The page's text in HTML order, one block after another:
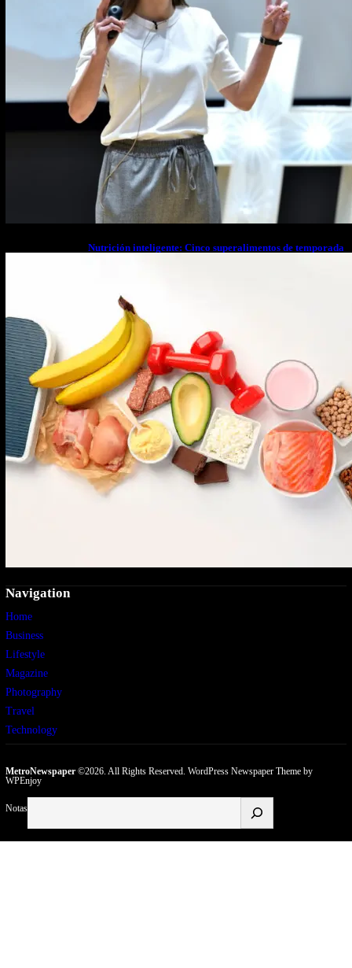
Nutrición inteligente: Cinco superalimentos de temporada
Navigation
Home
Business
Lifestyle
Magazine
Photography
Travel
Technology
MetroNewspaper©2026. All Rights Reserved. WordPress Newspaper Themeby
WPEnjoy
Notas